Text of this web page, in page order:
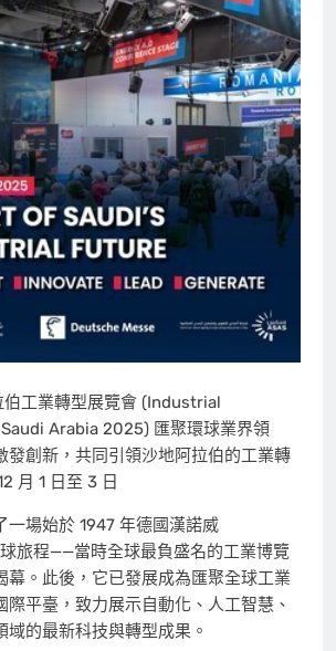
工業轉型展覽會 (Industrial
Arabia 2025) 匯聚環球業界領
發創新，共同引領沙地阿拉伯的工業轉
月 1 日至 3 日
一場始於 1947 年德國漢諾威
旅程——當時全球最負盛名的工業博覽
幕。此後，它已發展成為匯聚全球工業
際平臺，致力展示自動化、人工智慧、
域的最新科技與轉型成果。